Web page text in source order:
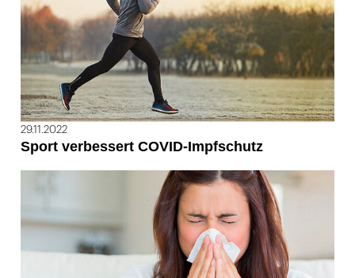
29.11.2022
Sport verbessert COVID-Impfschutz